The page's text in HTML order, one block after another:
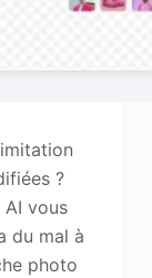
?
AI vous
du mal à
photo